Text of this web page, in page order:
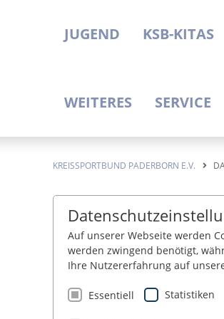
JUGEND KSB-KITAS
WEITERES SERVICE
KREISSPORTBUND PADERBORN E.V.
Auf unserer Webseite werden
werden zwingend benötigt,
Ihre Nutzererfahrung auf
Essentiell Statistiken